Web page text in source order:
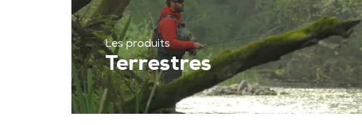
Les produits
Terrestres